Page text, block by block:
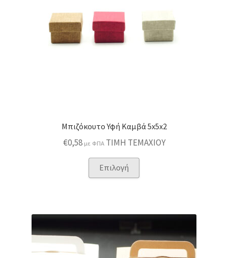
προϊόντος
Μπιζόκουτο Υφή Καμβά 5x5x2
€0,58 με ΦΠΑ ΤΙΜΗ ΤΕΜΑΧΙΟΥ
Επιλογή
το
πολλαπλές
Οι
επιλογές